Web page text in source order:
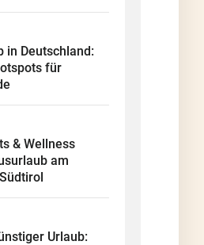
in Deutschland:
für
& Wellness
am
Urlaub: